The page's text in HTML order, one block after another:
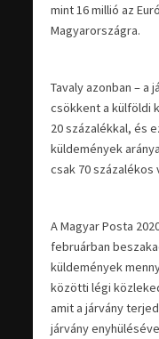
mint 16 millió az
Magyarországra.
Tavaly azonban – a
csökkent a külföldi
20 százalékkal, és
küldemények
csak 70 százalékos
A Magyar Posta
februárban
küldemények
közötti légi
amit a járvány
járvány